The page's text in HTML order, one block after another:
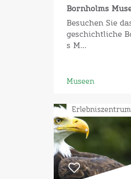
Bornholms
Besuchen Sie
geschichtliche
s M...
Museen
Erlebniszentrum